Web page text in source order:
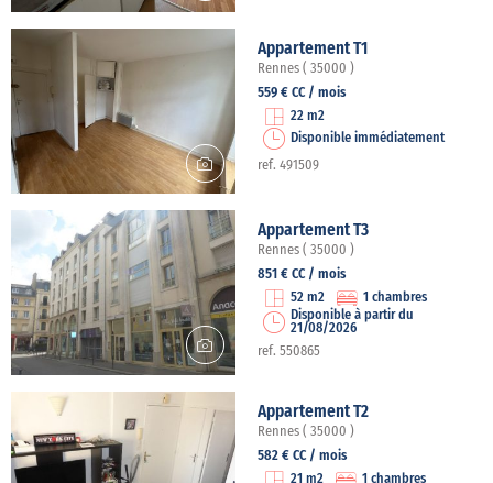
Appartement T1
Rennes ( 35000 )
559 € CC / mois
22 m2
Disponible immédiatement
ref. 491509
Appartement T3
Rennes ( 35000 )
851 € CC / mois
52 m2
1 chambres
Disponible à partir du
21/08/2026
ref. 550865
Appartement T2
Rennes ( 35000 )
582 € CC / mois
21 m2
1 chambres